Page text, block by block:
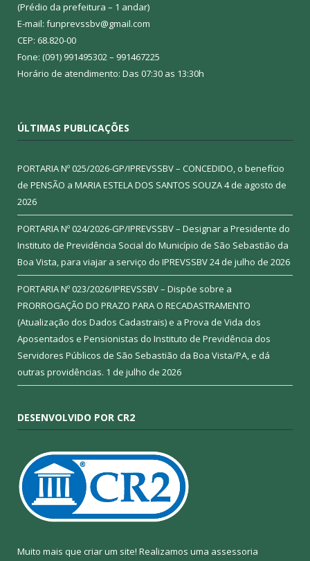
(Prédio da prefeitura – 1 andar)
E-mail: funprevssbv@gmail.com
CEP: 68.820-00
Fone: (091) 991495302 – 991467225
Horário de atendimento: Das 07:30 as 13:30h
ÚLTIMAS PUBLICAÇÕES
PORTARIA Nº 025/2026-GP/IPREVSSBV – CONCEDIDO, o benefício
de PENSÃO a MARIA ESTELA DOS SANTOS SOUZA4 de agosto de
2026
PORTARIA Nº 024/2026-GP/IPREVSSBV – Designar a Presidente do
Instituto de Previdência Social do Município de São Sebastião da
Boa Vista, para viajar a serviço do IPREVSSBV24 de julho de 2026
PORTARIA Nº 023/2026/IPREVSSBV – Dispõe sobre a
PRORROGAÇÃO DO PRAZO PARA O RECADASTRAMENTO
(Atualização dos Dados Cadastrais) e a Prova de Vida dos
Aposentados e Pensionistas do Instituto de Previdência dos
Servidores Públicos de São Sebastião da Boa Vista/PA, e dá
outras providências. 1 de julho de 2026
DESENVOLVIDO POR CR2
Muito mais que criar um site! Realizamos uma assessoria